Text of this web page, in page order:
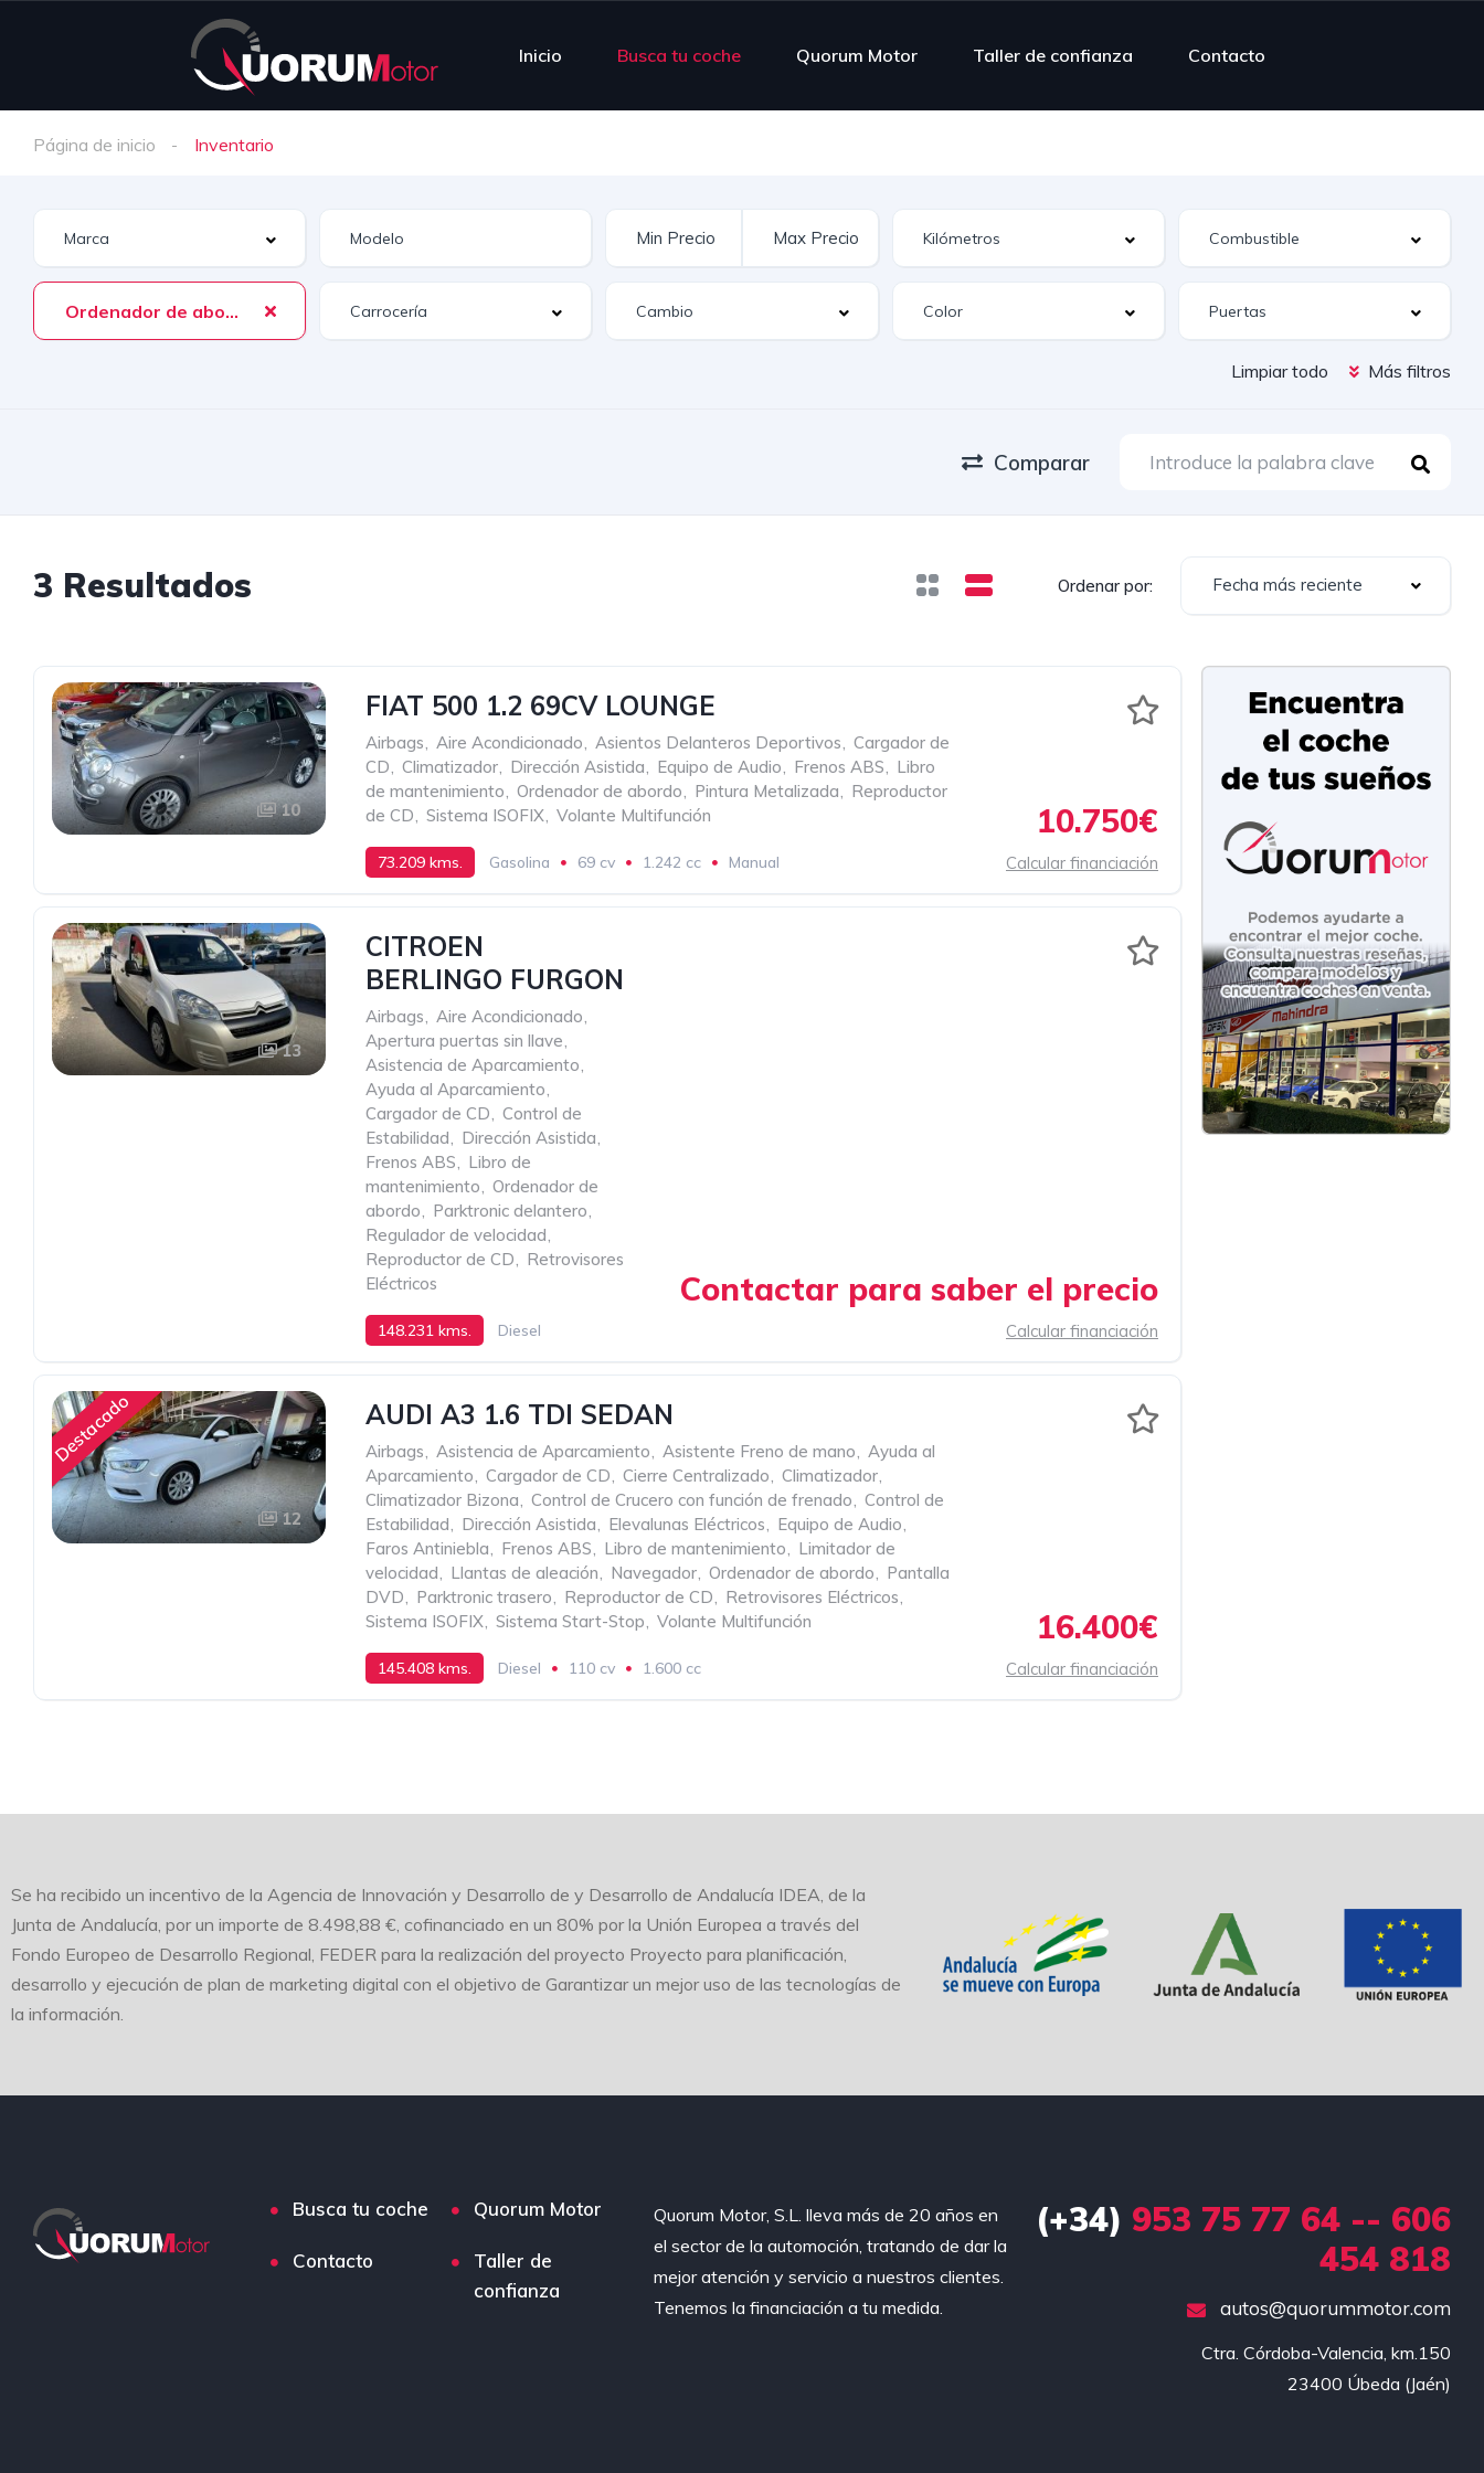
Inicio Busca tu coche Quorum Motor Taller de confianza Contacto
Página de inicio Inventario
Ordenador de abordo
Limpiar todo Más filtros
Comparar
3 Resultados Ordenar por: Fecha más reciente
10
FIAT 500 1.2 69CV LOUNGE
Airbags, Aire Acondicionado, Asientos Delanteros Deportivos, Cargador de
CD, Climatizador, Dirección Asistida, Equipo de Audio, Frenos ABS, Libro
de mantenimiento, Ordenador de abordo, Pintura Metalizada, Reproductor
de CD, Sistema ISOFIX, Volante Multifunción
73.209 kms. Gasolina 69 cv 1.242 cc Manual
10.750€
Calcular financiación
13
CITROEN
BERLINGO FURGON
Airbags, Aire Acondicionado,
Apertura puertas sin llave,
Asistencia de Aparcamiento,
Ayuda al Aparcamiento,
Cargador de CD, Control de
Estabilidad, Dirección Asistida,
Frenos ABS, Libro de
mantenimiento, Ordenador de
abordo, Parktronic delantero,
Regulador de velocidad,
Reproductor de CD, Retrovisores
Eléctricos
148.231 kms.
Diesel
100 cv
1.600 cc Manual
Contactar para saber el precio
Calcular financiación
Destacado
12
AUDI A3 1.6 TDI SEDAN
Airbags, Asistencia de Aparcamiento, Asistente Freno de mano, Ayuda al
Aparcamiento, Cargador de CD, Cierre Centralizado, Climatizador,
Climatizador Bizona, Control de Crucero con función de frenado, Control de
Estabilidad, Dirección Asistida, Elevalunas Eléctricos, Equipo de Audio,
Faros Antiniebla, Frenos ABS, Libro de mantenimiento, Limitador de
velocidad, Llantas de aleación, Navegador, Ordenador de abordo, Pantalla
DVD, Parktronic trasero, Reproductor de CD, Retrovisores Eléctricos,
Sistema ISOFIX, Sistema Start-Stop, Volante Multifunción
145.408 kms. Diesel 110 cv
1.600 cc
MANUAL DE SEIS VELOCIDADES
16.400€
Calcular financiación
Se ha recibido un incentivo de la Agencia de Innovación y Desarrollo de y Desarrollo de Andalucía IDEA, de la
Junta de Andalucía, por un importe de 8.498,88 €, cofinanciado en un 80% por la Unión Europea a través del
Fondo Europeo de Desarrollo Regional, FEDER para la realización del proyecto Proyecto para planificación,
desarrollo y ejecución de plan de marketing digital con el objetivo de Garantizar un mejor uso de las tecnologías de
la información.
Busca tu coche Quorum Motor
Contacto
Taller de
confianza
Quorum Motor, S.L. lleva más de 20 años en
el sector de la automoción, tratando de dar la
mejor atención y servicio a nuestros clientes.
Tenemos la financiación a tu medida.
(+34) 953 75 77 64 -- 606
454 818
autos@quorummotor.com
Ctra. Córdoba-Valencia, km.150
23400 Úbeda (Jaén)